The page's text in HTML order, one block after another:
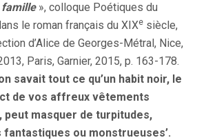
famille », colloque Poétiques du
le roman français du XIXe siècle,
d’Alice de Georges-Métral, Nice,
Paris, Garnier, 2015, p. 163-178.
savait tout ce qu’un habit noir, le
de vos affreux vêtements
peut masquer de turpitudes,
fantastiques ou monstrueuses’.